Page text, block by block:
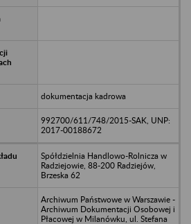
dokumentacja kadrowa
992700/611/748/2015-SAK, UNP:
2017-00188672
Spółdzielnia Handlowo-Rolnicza w
Radziejowie, 88-200 Radziejów,
Brzeska 62
Archiwum Państwowe w Warszawie -
Archiwum Dokumentacji Osobowej i
Płacowej w Milanówku, ul. Stefana